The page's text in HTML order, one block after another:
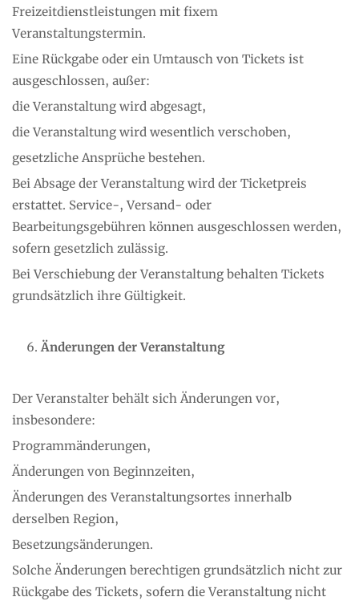
Freizeitdienstleistungen mit fixem
Veranstaltungstermin.
Eine Rückgabe oder ein Umtausch von Tickets ist
ausgeschlossen, außer:
die Veranstaltung wird abgesagt,
die Veranstaltung wird wesentlich verschoben,
gesetzliche Ansprüche bestehen.
Bei Absage der Veranstaltung wird der Ticketpreis
erstattet. Service-, Versand- oder
Bearbeitungsgebühren können ausgeschlossen werden,
sofern gesetzlich zulässig.
Bei Verschiebung der Veranstaltung behalten Tickets
grundsätzlich ihre Gültigkeit.
Änderungen der Veranstaltung
Der Veranstalter behält sich Änderungen vor,
insbesondere:
Programmänderungen,
Änderungen von Beginnzeiten,
Änderungen des Veranstaltungsortes innerhalb
derselben Region,
Besetzungsänderungen.
Solche Änderungen berechtigen grundsätzlich nicht zur
Rückgabe des Tickets, sofern die Veranstaltung nicht